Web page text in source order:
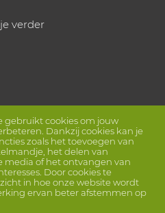
gebruikt cookies om jouw
Dankzij cookies kan je
zoals het toevoegen van
het delen van
media of het ontvangen van
Door cookies te
in hoe onze website wordt
ervan beter afstemmen op
verder